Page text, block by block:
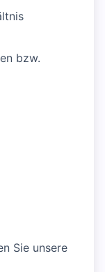
bzw.
Sie unsere